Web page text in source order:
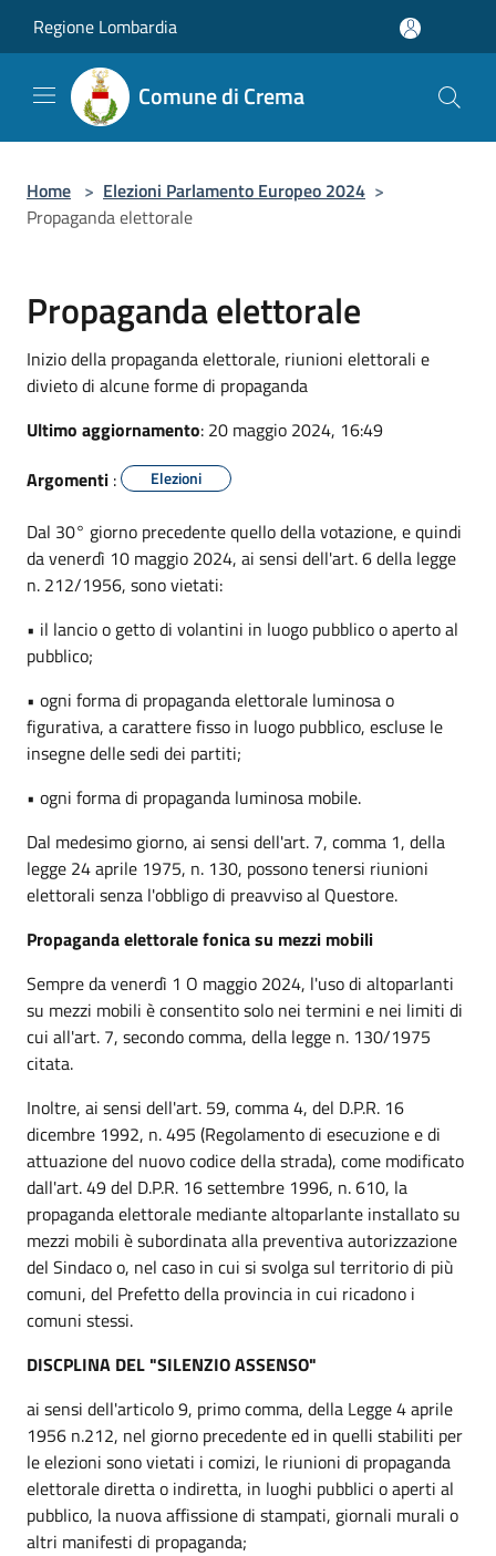
Regione Lombardia
Comune di Crema
Home > Elezioni Parlamento Europeo 2024 >
Propaganda elettorale
Propaganda elettorale
Inizio della propaganda elettorale, riunioni elettorali e
divieto di alcune forme di propaganda
Ultimo aggiornamento: 20 maggio 2024, 16:49
Argomenti : Elezioni
Dal 30° giorno precedente quello della votazione, e quindi
da venerdì 10 maggio 2024, ai sensi dell'art. 6 della legge
n. 212/1956, sono vietati:
• il lancio o getto di volantini in luogo pubblico o aperto al
pubblico;
• ogni forma di propaganda elettorale luminosa o
figurativa, a carattere fisso in luogo pubblico, escluse le
insegne delle sedi dei partiti;
• ogni forma di propaganda luminosa mobile.
Dal medesimo giorno, ai sensi dell'art. 7, comma 1, della
legge 24 aprile 1975, n. 130, possono tenersi riunioni
elettorali senza l'obbligo di preavviso al Questore.
Propaganda elettorale fonica su mezzi mobili
Sempre da venerdì 1 O maggio 2024, l'uso di altoparlanti
su mezzi mobili è consentito solo nei termini e nei limiti di
cui all'art. 7, secondo comma, della legge n. 130/1975
citata.
Inoltre, ai sensi dell'art. 59, comma 4, del D.P.R. 16
dicembre 1992, n. 495 (Regolamento di esecuzione e di
attuazione del nuovo codice della strada), come modificato
dall'art. 49 del D.P.R. 16 settembre 1996, n. 610, la
propaganda elettorale mediante altoparlante installato su
mezzi mobili è subordinata alla preventiva autorizzazione
del Sindaco o, nel caso in cui si svolga sul territorio di più
comuni, del Prefetto della provincia in cui ricadono i
comuni stessi.
DISCPLINA DEL "SILENZIO ASSENSO"
ai sensi dell'articolo 9, primo comma, della Legge 4 aprile
1956 n.212, nel giorno precedente ed in quelli stabiliti per
le elezioni sono vietati i comizi, le riunioni di propaganda
elettorale diretta o indiretta, in luoghi pubblici o aperti al
pubblico, la nuova affissione di stampati, giornali murali o
altri manifesti di propaganda;